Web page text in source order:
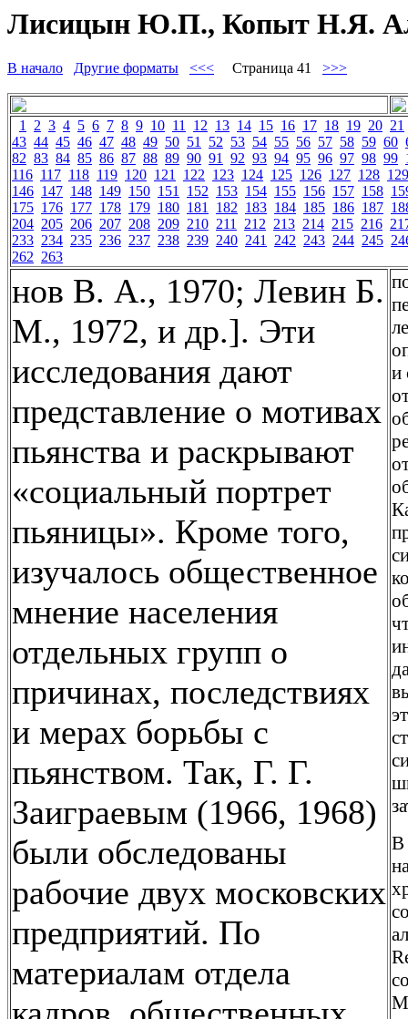
Лисицын Ю.П., Копыт Н.Я.
В начало Другие форматы <<< Страница 41 >>>
1 2 3 4 5 6 7 8 9 10 11 12 13 14 15 16 17 18 19 20 21
43 44 45 46 47 48 49 50 51 52 53 54 55 56 57 58 59 60
82 83 84 85 86 87 88 89 90 91 92 93 94 95 96 97 98 99
116 117 118 119 120 121 122 123 124 125 126 127 128 129
146 147 148 149 150 151 152 153 154 155 156 157 158
175 176 177 178 179 180 181 182 183 184 185 186 187
204 205 206 207 208 209 210 211 212 213 214 215 216
233 234 235 236 237 238 239 240 241 242 243 244 245
262 263
нов В. А., 1970; Левин Б.
М., 1972, и др.]. Эти
исследования дают
представление о мотивах
пьянства и раскрывают
«социальный портрет
пьяницы». Кроме того,
изучалось общественное
мнение населения
отдельных групп о
причинах, последствиях
и мерах борьбы с
пьянством. Так, Г. Г.
Заиграевым (1966, 1968)
были обследованы
рабочие двух московских
предприятий. По
материалам отдела
и
В